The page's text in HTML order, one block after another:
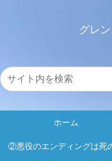
グレ
ホーム
②悪役のエンディングは死